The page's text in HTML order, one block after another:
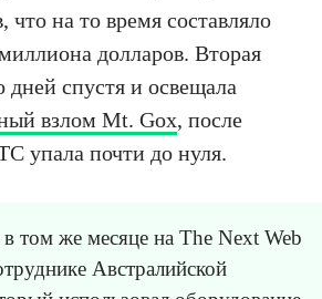
что на то время составляло
долларов. Вторая
дней спустя и освещала
взлом Mt. Gox, после
упала почти до нуля.
том же месяце на The Next Web
Австралийской